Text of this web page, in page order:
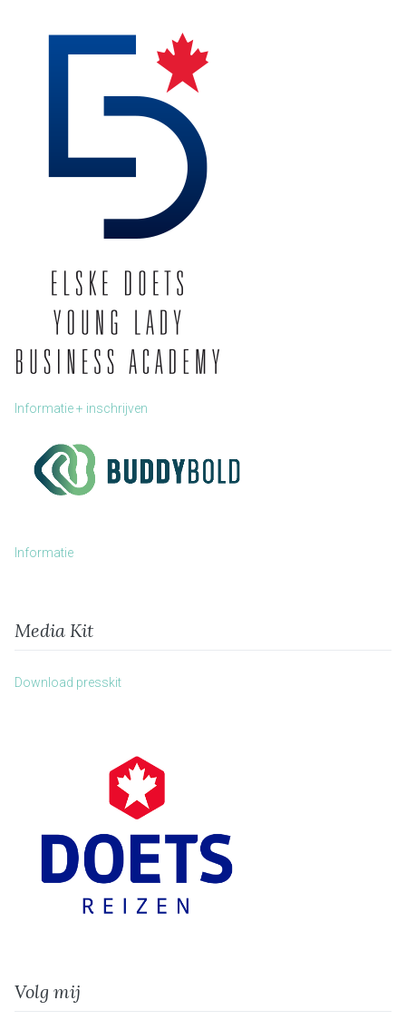
Informatie + inschrijven
Informatie
Media Kit
Download presskit
Volg mij